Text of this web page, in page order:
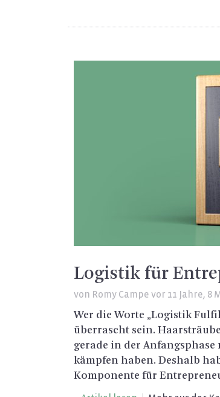
Logistik für
von Romy Campe vor 11 Jahre, 8
Wer die Worte „Lo­gis­tik
über­rascht sein.
ge­ra­de in der
kämp­fen haben. Des­halb
Kom­po­nen­te für